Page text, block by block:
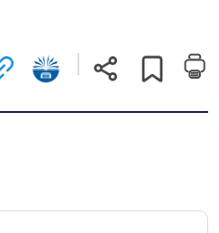
이트로
국회전자도서관으로
이동
(새
현재
페이지
주소
게시글
스크랩하기